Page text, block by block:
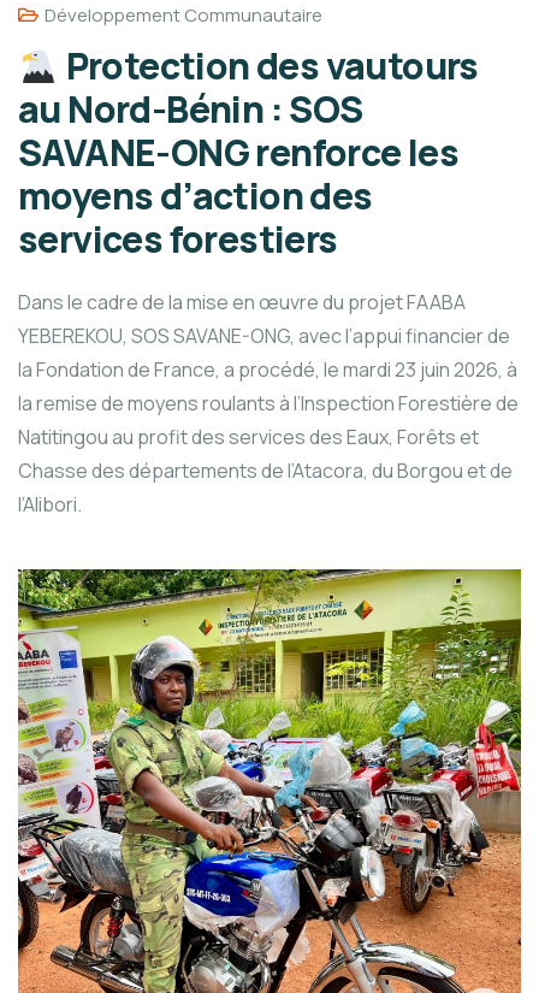
Développement Communautaire
Protection des vautours
au Nord-Bénin : SOS
SAVANE-ONG renforce les
moyens d’action des
services forestiers
Dans le cadre de la mise en œuvre du projet FAABA
YEBEREKOU, SOS SAVANE-ONG, avec l’appui financier de
la Fondation de France, a procédé, le mardi 23 juin 2026, à
la remise de moyens roulants à l’Inspection Forestière de
Natitingou au profit des services des Eaux, Forêts et
Chasse des départements de l’Atacora, du Borgou et de
l’Alibori.